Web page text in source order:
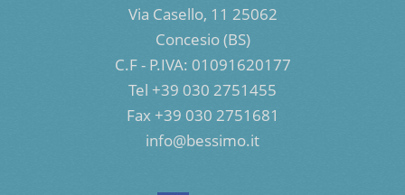
Via Casello, 11 25062
Concesio (BS)
C.F - P.IVA: 01091620177
Tel +39 030 2751455
Fax +39 030 2751681
info@bessimo.it